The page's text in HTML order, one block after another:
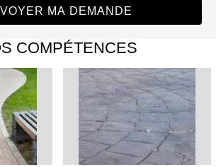
COMPÉTENCES